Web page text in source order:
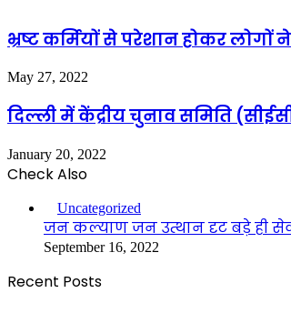
भ्रष्ट कर्मियों से परेशान होकर
May 27, 2022
दिल्ली में केंद्रीय चुनाव समिति
January 20, 2022
Check Also
Uncategorized
जन कल्याण जन उत्थान दृट बड़े ही
September 16, 2022
Recent Posts